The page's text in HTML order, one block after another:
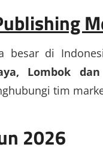
besar di
Lombok
tim
2026